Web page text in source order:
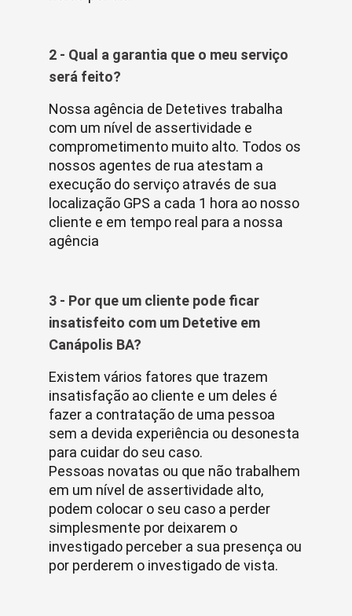
2 - Qual a garantia que o meu serviço
será feito?
Nossa agência de Detetives trabalha
com um nível de assertividade e
comprometimento muito alto. Todos os
nossos agentes de rua atestam a
execução do serviço através de sua
localização GPS a cada 1 hora ao nosso
cliente e em tempo real para a nossa
agência
3 - Por que um cliente pode ficar
insatisfeito com um Detetive em
Canápolis BA?
Existem vários fatores que trazem
insatisfação ao cliente e um deles é
fazer a contratação de uma pessoa
sem a devida experiência ou desonesta
para cuidar do seu caso.
Pessoas novatas ou que não trabalhem
em um nível de assertividade alto,
podem colocar o seu caso a perder
simplesmente por deixarem o
investigado perceber a sua presença ou
por perderem o investigado de vista.